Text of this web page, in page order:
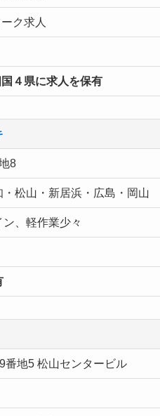
ク求人
４県に求人を保有
8
松山・新居浜・広島・岡山
、軽作業少々
番地5 松山センタービル